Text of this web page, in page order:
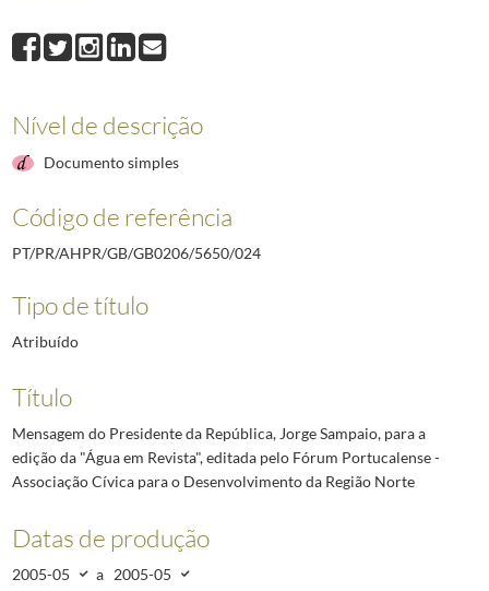
025 Mensagem do Presidente da República, Jorge Sampaio, por ocasião das
026 Mensagem do Presidente da República, Jorge Sampaio, por ocasião
Mensagem do Presidente da República para a Sessão Comemorativa
(...)
Nível de descrição
Documento simples
Código de referência
PT/PR/AHPR/GB/GB0206/5650/024
Tipo de título
Atribuído
Título
Mensagem do Presidente da República, Jorge Sampaio, para a
edição da "Água em Revista", editada pelo Fórum Portucalense -
Associação Cívica para o Desenvolvimento da Região Norte
Datas de produção
2005-05 a 2005-05